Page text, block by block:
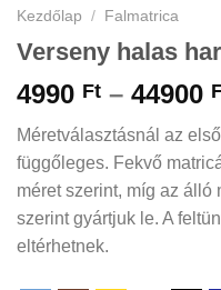
Kezdőlap / Falmatrica
Verseny halas
4990 Ft – 44900
Méretválasztásnál az
függőleges. Fekvő
méret szerint, míg az álló
szerint gyártjuk le. A
eltérhetnek.